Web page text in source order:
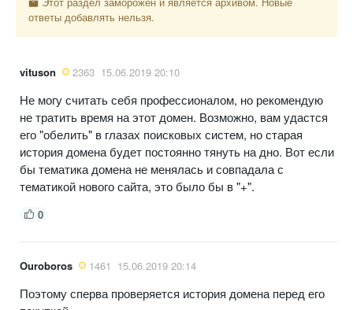
ответы добавлять нельзя.
vituson 2363 15.06.2019 20:10
Не могу считать себя профессионалом, но рекомендую
не тратить время на этот домен. Возможно, вам удастся
его "обелить" в глазах поисковых систем, но старая
история домена будет постоянно тянуть на дно. Вот если
бы тематика домена не менялась и совпадала с
тематикой нового сайта, это было бы в "+".
0
Ouroboros 1461 15.06.2019 20:14
Поэтому сперва проверяется история домена перед его